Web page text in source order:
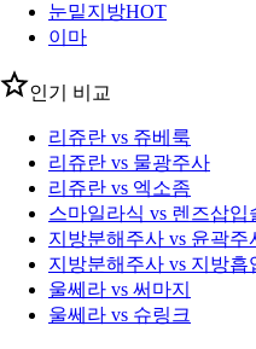
눈밑지방HOT
이마
인기 비교
리쥬란 vs 쥬베룩
리쥬란 vs 물광주사
리쥬란 vs 엑소좀
스마일라식 vs 렌즈삽입
지방분해주사 vs 윤곽주
지방분해주사 vs 지방흡
울쎄라 vs 써마지
울쎄라 vs 슈링크